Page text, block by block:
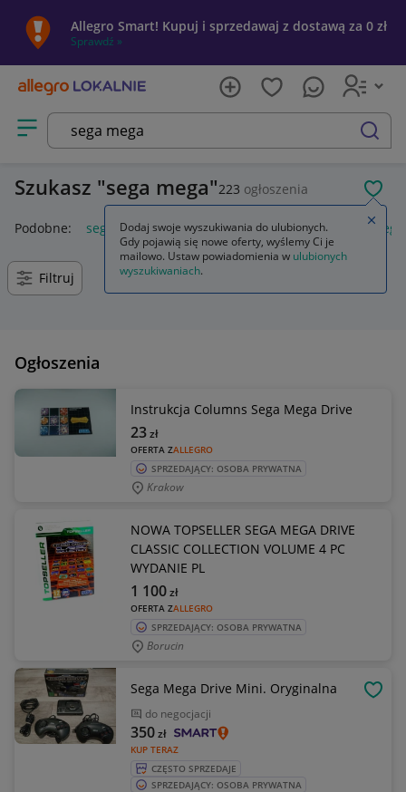
Allegro Smart! Kupuj i sprzedawaj z dostawą za 0 zł
Sprawdź »
Otwórz menu z kategoriami
szukaj
Szukasz sega mega 223 ogłoszenia
Podobne:
sega mega drive mega bańka konsola sega
Filtruj
Ogłoszenia
Instrukcja Columns Sega Mega Drive
OFERTA ZALLEGRO
23zł
SPRZEDAJĄCY: OSOBA PRYWATNA
Krakow
NOWA TOPSELLER SEGA MEGA DRIVE
CLASSIC COLLECTION VOLUME 4 PC
WYDANIE PL
OFERTA ZALLEGRO
1 100zł
SPRZEDAJĄCY: OSOBA PRYWATNA
Borucin
Sega Mega Drive Mini. Oryginalna
do negocjacji
KUP TERAZ
350zł
CZĘSTO SPRZEDAJE
SPRZEDAJĄCY: OSOBA PRYWATNA
Dodaj swoje wyszukiwania do ulubionych.
Gdy pojawią się nowe oferty, wyślemy Ci je
mailowo. Ustaw powiadomienia w ulubionych
wyszukiwaniach.